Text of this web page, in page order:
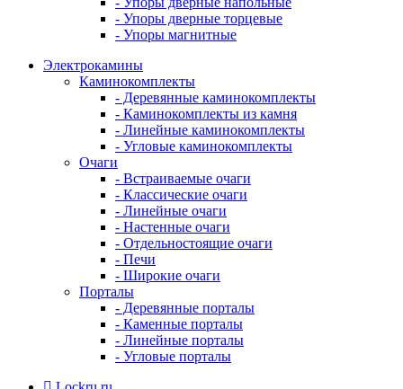
- Упоры дверные торцевые
- Упоры магнитные
Электрокамины
Каминокомплекты
- Деревянные каминокомплекты
- Каминокомплекты из камня
- Линейные каминокомплекты
- Угловые каминокомплекты
Очаги
- Встраиваемые очаги
- Классические очаги
- Линейные очаги
- Настенные очаги
- Отдельностоящие очаги
- Печи
- Широкие очаги
Порталы
- Деревянные порталы
- Каменные порталы
- Линейные порталы
- Угловые порталы